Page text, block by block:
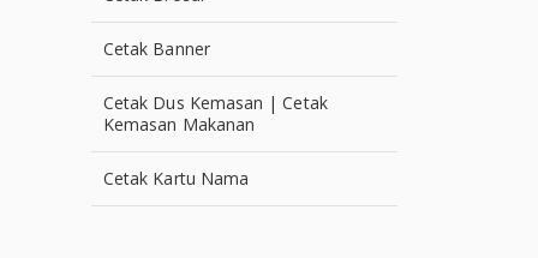
Cetak Banner
Cetak Dus Kemasan | Cetak
Kemasan Makanan
Cetak Kartu Nama